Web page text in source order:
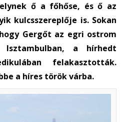
ő a főhőse, és ő az
kulcsszereplője is. Sokan
Gergőt az egri ostrom
a hírhedt
felakasztották.
a híres török várba.